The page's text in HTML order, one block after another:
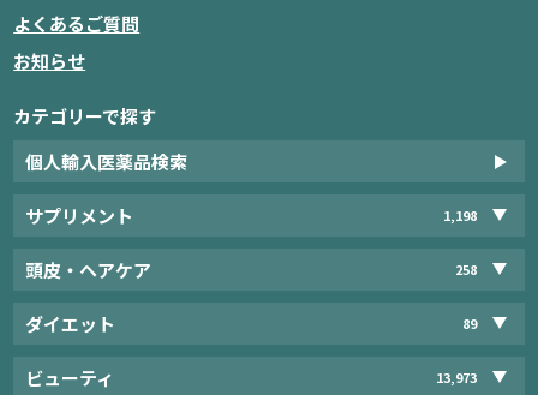
よくあるご質問
お知らせ
カテゴリーで探す
個人輸入医薬品検索
サプリメント 1,198
頭皮・ヘアケア 258
ダイエット 89
ビューティ 13,973